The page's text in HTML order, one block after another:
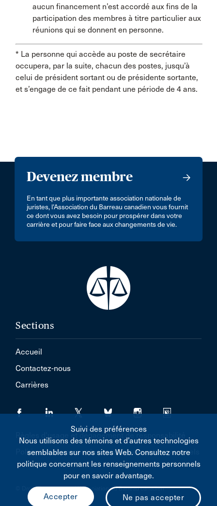
aucun financement n’est accordé aux fins de la
participation des membres à titre particulier aux
réunions qui se donnent en personne.
* La personne qui accède au poste de secrétaire
occupera, par la suite, chacun des postes, jusqu’à
celui de président sortant ou de présidente sortante,
et s’engage de ce fait pendant une période de 4 ans.
Devenez membre
En tant que plus importante association nationale de
juristes, l’Association du Barreau canadien vous fournit
ce dont vous avez besoin pour prospérer dans votre
carrière et pour faire face aux changements de vie.
Sections
Accueil
Contactez-nous
Carrières
Règles d'usage et dégagement de responsabilité
Politique concernant les renseignements personnels
© Droit d'auteur 2026 L'Association du Barreau canadien
Suivi des préférences
Nous utilisons des témoins et d’autres technologies
semblables sur nos sites Web. Consultez notre
politique concernant les renseignements personnels
pour en savoir advantage.